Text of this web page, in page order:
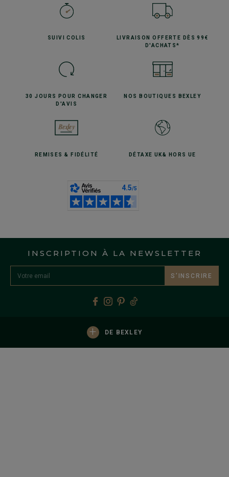
SUIVICOLIS LIVRAISON OFFERTE
DÈS 99€
D'ACHATS*
30 JOURS POURCHANGER
D'AVIS
NOS BOUTIQUES BEXLEY
REMISES& FIDÉLITÉ DÉTAXE UK& HORS UE
INSCRIPTION À LA NEWSLETTER
S’INSCRIRE
+ DE BEXLEY